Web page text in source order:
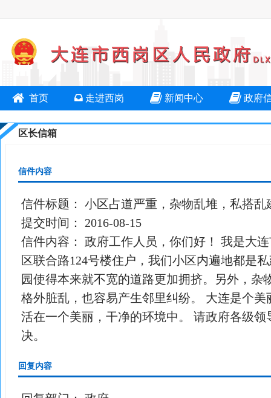
首页 走进西岗 新闻中心 政府
区长信箱
信件内容
信件标题： 小区占道严重，杂物乱堆，私搭乱
提交时间：
2016-08-15
信件内容： 政府工作人员，你们好！ 我是大
区联合路124号楼住户，我们小区内遍地都是
园使得本来就不宽的道路更加拥挤。另外，杂
格外脏乱，也容易产生邻里纠纷。 大连是个
活在一个美丽，干净的环境中。 请政府各级
决。
回复内容